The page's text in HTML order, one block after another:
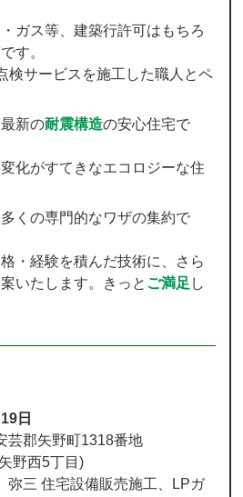
ガス等、建築行許可はもちろ
す。
検サービスを施工した職人とペ
新の耐震構造の安心住宅で
化がすてきなエコロジーな住
くの専門的なワザの集約で
・経験を積んだ技術に、さら
いたします。きっと ご満足 し
日
郡矢野町1318番地
野西5丁目)
住宅設備販売施工、LPガ